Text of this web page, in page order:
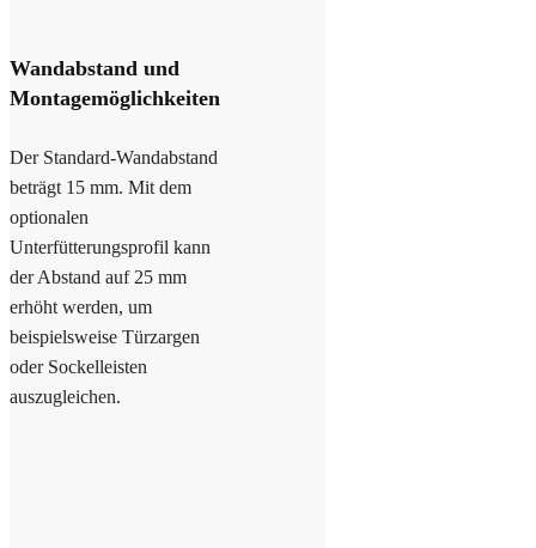
Wandabstand und
Montagemöglichkeiten
Der Standard-Wandabstand
beträgt 15 mm. Mit dem
optionalen
Unterfütterungsprofil kann
der Abstand auf 25 mm
erhöht werden, um
beispielsweise Türzargen
oder Sockelleisten
auszugleichen.